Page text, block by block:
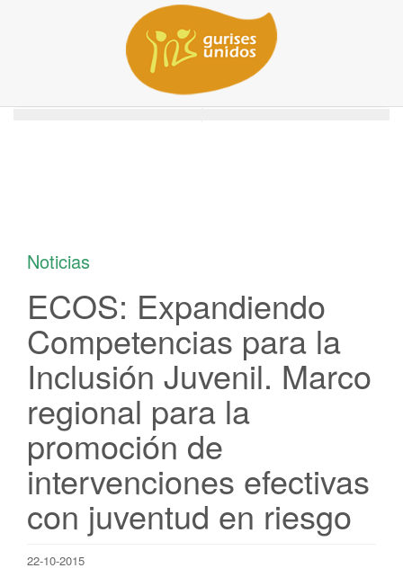
ECOS: Expandiendo Competencias para la Inclusión Juvenil. Marco
regional para la promoción de intervenciones efectivas con juventud en
Noticias
ECOS: Expandiendo
Competencias para la
Inclusión Juvenil. Marco
regional para la
promoción de
intervenciones efectivas
con juventud en riesgo
22-10-2015